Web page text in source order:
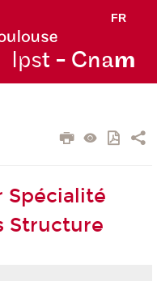
FR
Ipst - Cnam
Spécialité
Structure